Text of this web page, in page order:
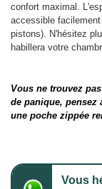
confort maximal.
accessible
pistons). N'hésitez
habillera votre
Vous ne trouvez
de panique, pensez
une poche zippée
Vous